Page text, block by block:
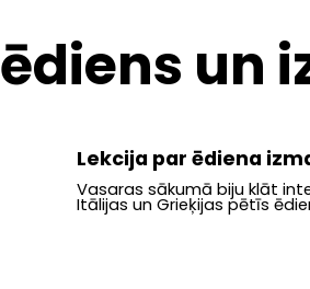
un
Lekcija par ēdiena
Vasaras sākumā biju klāt
Itālijas un Grieķijas pētīs